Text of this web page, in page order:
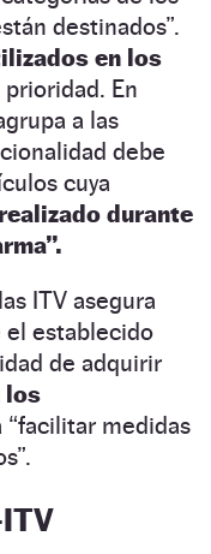
destinados”.
en los
En
a las
debe
cuya
durante
ITV asegura
el establecido
de adquirir
los
“facilitar medidas